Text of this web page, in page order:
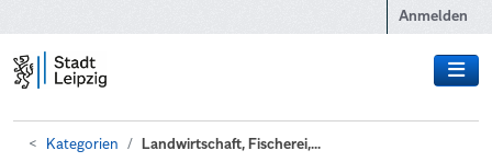
Anmelden
Kategorien Landwirtschaft, Fischerei,...